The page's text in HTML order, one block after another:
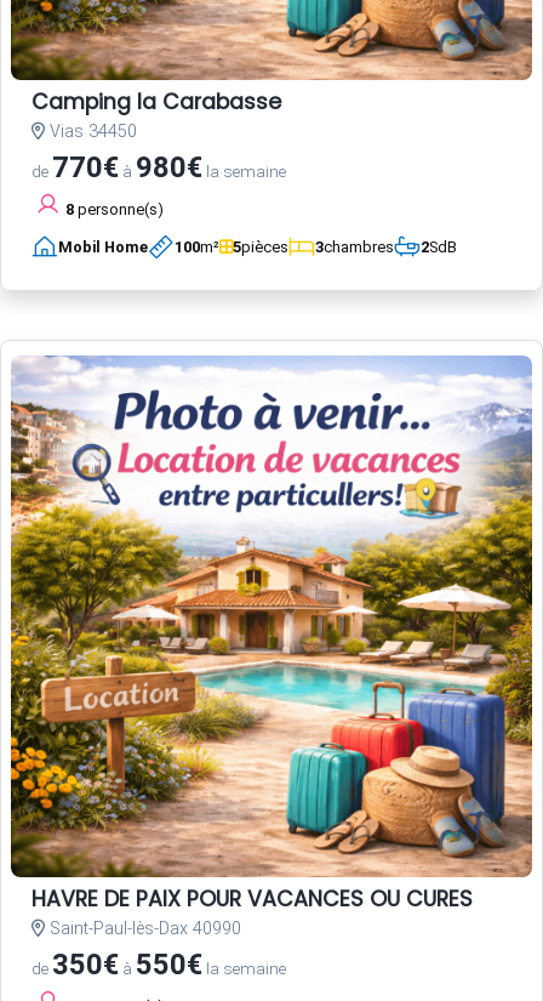
Camping la Carabasse
Vias 34450
de 770€ à 980€ la semaine
8 personne(s)
Mobil Home 100m² 5pièces 3chambres 2SdB
HAVRE DE PAIX POUR VACANCES OU CURES
Saint-Paul-lès-Dax 40990
de 350€ à 550€ la semaine